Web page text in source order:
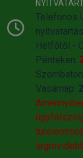
Telefonos
Hétfőtől -
Pénteken:
Vasárnap: